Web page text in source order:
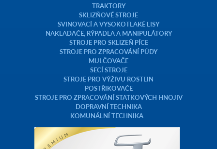
TRAKTORY
SKLIZŇOVÉ STROJE
SVINOVACÍ A VYSOKOTLAKÉ LISY
NAKLADAČE, RÝPADLA A MANIPULÁTORY
STROJE PRO SKLIZEŇ PÍCE
STROJE PRO ZPRACOVÁNÍ PŮDY
MULČOVAČE
SECÍ STROJE
STROJE PRO VÝŽIVU ROSTLIN
POSTŘIKOVAČE
STROJE PRO ZPRACOVÁNÍ STATKOVÝCH HNOJIV
DOPRAVNÍ TECHNIKA
KOMUNÁLNÍ TECHNIKA